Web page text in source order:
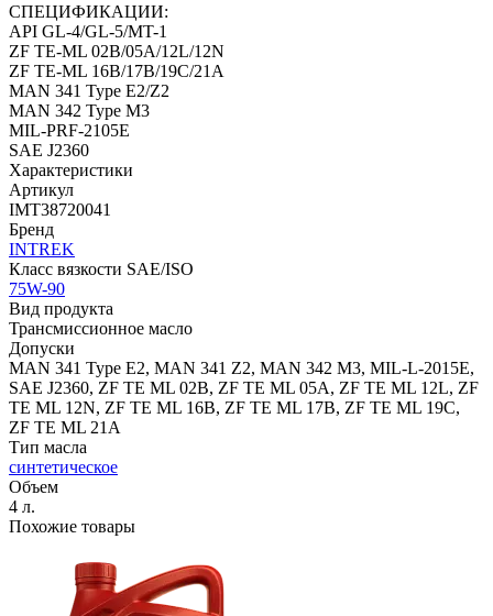
СПЕЦИФИКАЦИИ:
API GL-4/GL-5/MT-1
ZF TE-ML 02B/05A/12L/12N
ZF TE-ML 16B/17B/19C/21A
MAN 341 Type E2/Z2
MAN 342 Type M3
MIL-PRF-2105E
SAE J2360
Характеристики
Артикул
IMT38720041
Бренд
INTREK
Класс вязкости SAE/ISO
75W-90
Вид продукта
Трансмиссионное масло
Допуски
MAN 341 Type E2, MAN 341 Z2, MAN 342 M3, MIL-L-2015E,
SAE J2360, ZF TE ML 02B, ZF TE ML 05A, ZF TE ML 12L, ZF
TE ML 12N, ZF TE ML 16B, ZF TE ML 17B, ZF TE ML 19С,
ZF TE ML 21A
Тип масла
синтетическое
Объем
4 л.
Похожие товары